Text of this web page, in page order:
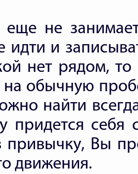
не
идти и
нет рядом,
на обычную
найти
придется себя
привычку, Вы
движения.